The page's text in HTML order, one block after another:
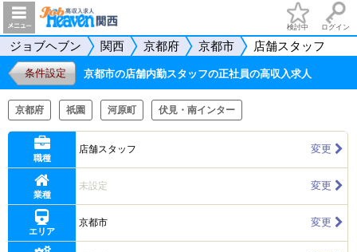
検討中 ログイン
ジョブヘブン 関西 京都府 京都市 店舗スタッフ
条件設定 京都市の店舗内勤スタッフの正社員の高収入求人
京都府 祇園 河原町 伏見・南インター
職種
店舗スタッフ 変更
業種
未設定 変更
エリア
京都市 変更